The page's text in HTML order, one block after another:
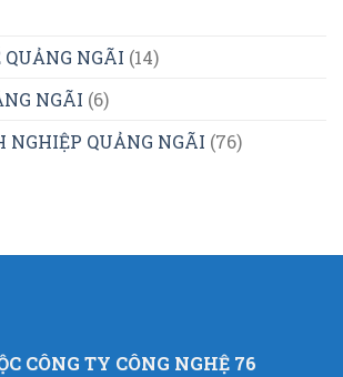
NGÃI (14)
NGÃI (6)
NGHIỆP QUẢNG NGÃI (76)
CÔNG TY CÔNG NGHỆ 76